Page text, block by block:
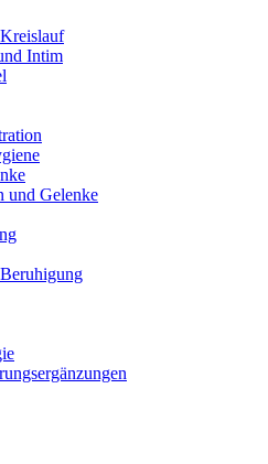
Intim
und Gelenke